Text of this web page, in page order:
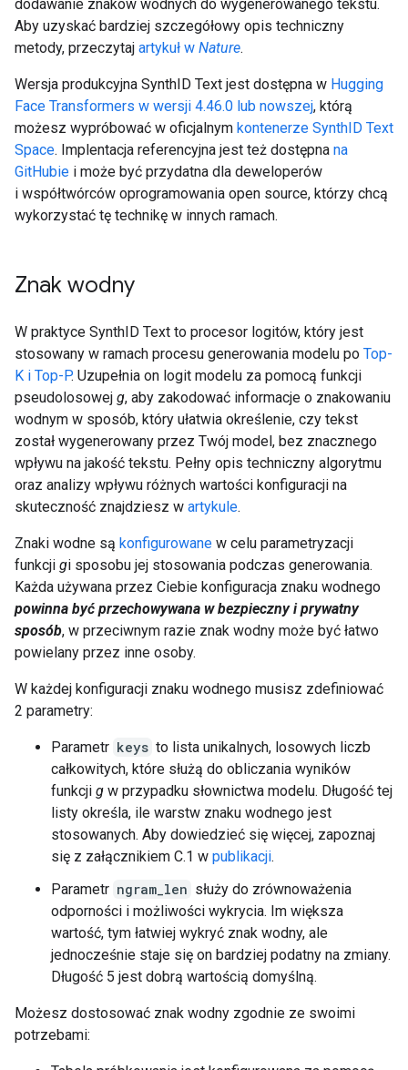
dodawanie znaków wodnych do wygenerowanego tekstu.
Aby uzyskać bardziej szczegółowy opis techniczny
metody, przeczytaj artykuł w Nature.
Wersja produkcyjna SynthID Text jest dostępna w Hugging
Face Transformers w wersji 4.46.0 lub nowszej, którą
możesz wypróbować w oficjalnym kontenerze SynthID Text
Space. Implentacja referencyjna jest też dostępna na
GitHubie i może być przydatna dla deweloperów
i współtwórców oprogramowania open source, którzy chcą
wykorzystać tę technikę w innych ramach.
Znak wodny
W praktyce SynthID Text to procesor logitów, który jest
stosowany w ramach procesu generowania modelu po Top-
K i Top-P. Uzupełnia on logit modelu za pomocą funkcji
pseudolosowej g, aby zakodować informacje o znakowaniu
wodnym w sposób, który ułatwia określenie, czy tekst
został wygenerowany przez Twój model, bez znacznego
wpływu na jakość tekstu. Pełny opis techniczny algorytmu
oraz analizy wpływu różnych wartości konfiguracji na
skuteczność znajdziesz w artykule.
Znaki wodne są konfigurowane w celu parametryzacji
funkcji gi sposobu jej stosowania podczas generowania.
Każda używana przez Ciebie konfiguracja znaku wodnego
powinna być przechowywana w bezpieczny i prywatny
sposób, w przeciwnym razie znak wodny może być łatwo
powielany przez inne osoby.
W każdej konfiguracji znaku wodnego musisz zdefiniować
2 parametry:
Parametr keys to lista unikalnych, losowych liczb
całkowitych, które służą do obliczania wyników
funkcji g w przypadku słownictwa modelu. Długość tej
listy określa, ile warstw znaku wodnego jest
stosowanych. Aby dowiedzieć się więcej, zapoznaj
się z załącznikiem C.1 w publikacji.
Parametr ngram_len służy do zrównoważenia
odporności i możliwości wykrycia. Im większa
wartość, tym łatwiej wykryć znak wodny, ale
jednocześnie staje się on bardziej podatny na zmiany.
Długość 5 jest dobrą wartością domyślną.
Możesz dostosować znak wodny zgodnie ze swoimi
potrzebami: